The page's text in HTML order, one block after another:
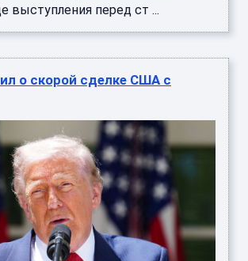
выступления перед ст ...
о скорой сделке США с